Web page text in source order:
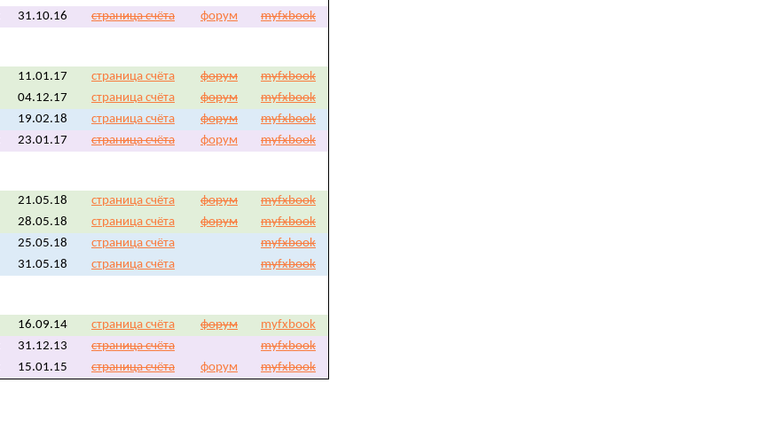
31.10.16 страница счёта форум myfxbook
11.01.17 страница счёта форум
myfxbook
04.12.17 страница счёта форум
myfxbook
19.02.18 страница счёта форум
myfxbook
23.01.17 страница счёта форум myfxbook
21.05.18 страница счёта форум
myfxbook
28.05.18 страница счёта форум
myfxbook
25.05.18 страница счёта
myfxbook
31.05.18 страница счёта myfxbook
16.09.14 страница счёта форум
myfxbook
31.12.13 страница счёта
myfxbook
15.01.15 страница счёта форум myfxbook